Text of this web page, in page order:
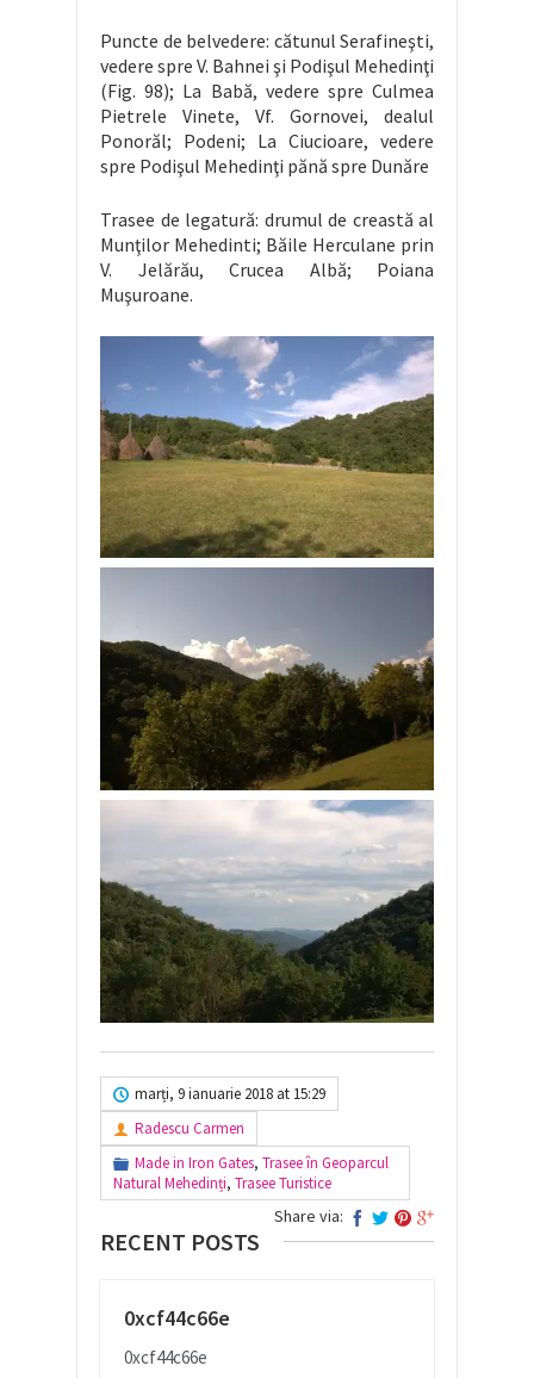
Puncte de belvedere: cătunul Serafineşti,
vedere spre V. Bahnei şi Podişul Mehedinţi
(Fig. 98); La Babă, vedere spre Culmea
Pietrele Vinete, Vf. Gornovei, dealul
Ponorăl; Podeni; La Ciucioare, vedere
spre Podişul Mehedinţi pănă spre Dunăre
Trasee de legatură: drumul de creastă al
Munţilor Mehedinti; Băile Herculane prin
V. Jelărău, Crucea Albă; Poiana
Muşuroane.
marți, 9 ianuarie 2018 at 15:29
Radescu Carmen
Made in Iron Gates, Trasee în Geoparcul
Natural Mehedinți, Trasee Turistice
Share via:
RECENT POSTS
0xcf44c66e
0xcf44c66e